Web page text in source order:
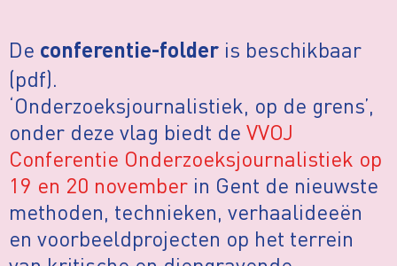
De conferentie-folder is beschikbaar
(pdf).
‘Onderzoeksjournalistiek, op de grens’,
onder deze vlag biedt de VVOJ
Conferentie Onderzoeksjournalistiek op
19 en 20 november in Gent de nieuwste
methoden, technieken, verhaalideeën
en voorbeeldprojecten op het terrein